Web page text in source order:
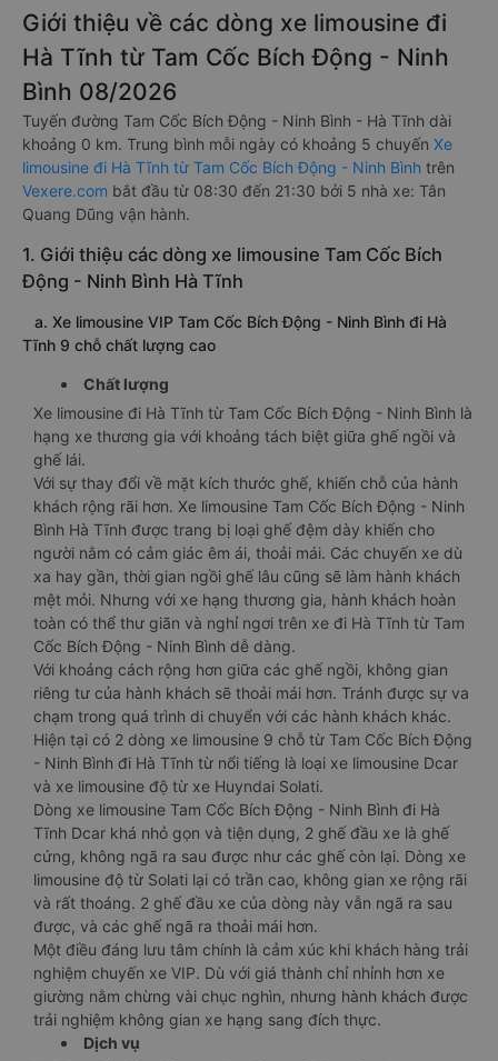
Giới thiệu về các dòng xe limousine đi
Hà Tĩnh từ Tam Cốc Bích Động - Ninh
Bình 08/2026
Tuyến đường Tam Cốc Bích Động - Ninh Bình - Hà Tĩnh dài
khoảng 0 km. Trung bình mỗi ngày có khoảng 5 chuyến Xe
limousine đi Hà Tĩnh từ Tam Cốc Bích Động - Ninh Bình trên
Vexere.com bắt đầu từ 08:30 đến 21:30 bởi 5 nhà xe: Tân
Quang Dũng vận hành.
1. Giới thiệu các dòng xe limousine Tam Cốc Bích
Động - Ninh Bình Hà Tĩnh
a. Xe limousine VIP Tam Cốc Bích Động - Ninh Bình đi Hà
Tĩnh 9 chỗ chất lượng cao
Chất lượng
Xe limousine đi Hà Tĩnh từ Tam Cốc Bích Động - Ninh Bình là
hạng xe thương gia với khoảng tách biệt giữa ghế ngồi và
ghế lái.
Với sự thay đổi về mặt kích thước ghế, khiến chỗ của hành
khách rộng rãi hơn. Xe limousine Tam Cốc Bích Động - Ninh
Bình Hà Tĩnh được trang bị loại ghế đệm dày khiến cho
người nằm có cảm giác êm ái, thoải mái. Các chuyến xe dù
xa hay gần, thời gian ngồi ghế lâu cũng sẽ làm hành khách
mệt mỏi. Nhưng với xe hạng thương gia, hành khách hoàn
toàn có thể thư giãn và nghỉ ngơi trên xe đi Hà Tĩnh từ Tam
Cốc Bích Động - Ninh Bình dễ dàng.
Với khoảng cách rộng hơn giữa các ghế ngồi, không gian
riêng tư của hành khách sẽ thoải mái hơn. Tránh được sự va
chạm trong quá trình di chuyển với các hành khách khác.
Hiện tại có 2 dòng xe limousine 9 chỗ từ Tam Cốc Bích Động
- Ninh Bình đi Hà Tĩnh từ nổi tiếng là loại xe limousine Dcar
và xe limousine độ từ xe Huyndai Solati.
Dòng xe limousine Tam Cốc Bích Động - Ninh Bình đi Hà
Tĩnh Dcar khá nhỏ gọn và tiện dụng, 2 ghế đầu xe là ghế
cứng, không ngã ra sau được như các ghế còn lại. Dòng xe
limousine độ từ Solati lại có trần cao, không gian xe rộng rãi
và rất thoáng. 2 ghế đầu xe của dòng này vẫn ngã ra sau
được, và các ghế ngã ra thoải mái hơn.
Một điều đáng lưu tâm chính là cảm xúc khi khách hàng trải
nghiệm chuyến xe VIP. Dù với giá thành chỉ nhỉnh hơn xe
giường nằm chừng vài chục nghìn, nhưng hành khách được
trải nghiệm không gian xe hạng sang đích thực.
Dịch vụ